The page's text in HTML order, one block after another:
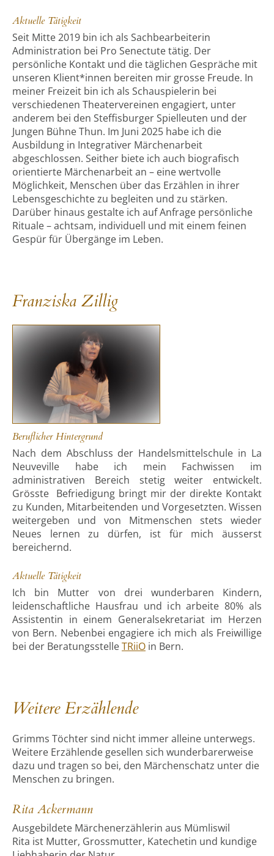
Aktuelle Tätigkeit
Seit Mitte 2019 bin ich als Sachbearbeiterin
Administration bei Pro Senectute tätig. Der
persönliche Kontakt und die täglichen Gespräche mit
unseren Klient*innen bereiten mir grosse Freude. In
meiner Freizeit bin ich als Schauspielerin bei
verschiedenen Theatervereinen engagiert, unter
anderem bei den Steffisburger Spielleuten und der
Jungen Bühne Thun. Im Juni 2025 habe ich die
Ausbildung in Integrativer Märchenarbeit
abgeschlossen. Seither biete ich auch biografisch
orientierte Märchenarbeit an – eine wertvolle
Möglichkeit, Menschen über das Erzählen in ihrer
Lebensgeschichte zu begleiten und zu stärken.
Darüber hinaus gestalte ich auf Anfrage persönliche
Rituale – achtsam, individuell und mit einem feinen
Gespür für Übergänge im Leben.
Franziska Zillig
Beruflicher Hintergrund
Nach dem Abschluss der Handelsmittelschule in La
Neuveville habe ich mein Fachwissen im
administrativen Bereich stetig weiter entwickelt.
Grösste Befriedigung bringt mir der direkte Kontakt
zu Kunden, Mitarbeitenden und Vorgesetzten. Wissen
weitergeben und von Mitmenschen stets wieder
Neues lernen zu dürfen, ist für mich äusserst
bereichernd.
Aktuelle Tätigkeit
Ich bin Mutter von drei wunderbaren Kindern,
leidenschaftliche Hausfrau und ich arbeite 80% als
Assistentin in einem Generalsekretariat im Herzen
von Bern. Nebenbei engagiere ich mich als Freiwillige
bei der BeratungsstelleTRiiO in Bern.
Weitere Erzählende
Grimms Töchter sind nicht immer alleine unterwegs.
Weitere Erzählende gesellen sich wunderbarerweise
dazu und tragen so bei, den Märchenschatz unter die
Menschen zu bringen.
Rita Ackermann
Ausgebildete Märchenerzählerin aus Mümliswil
Rita ist Mutter, Grossmutter, Katechetin und kundige